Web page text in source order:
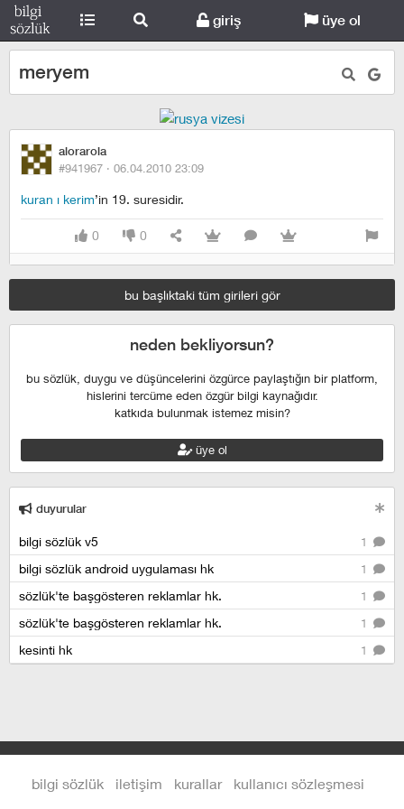
giriş üye ol
meryem
alorarola
#941967 · 06.04.2010 23:09
kuran ı kerim’in 19. suresidir.
0 0
bu başlıktaki tüm girileri gör
neden bekliyorsun?
bu sözlük, duygu ve düşüncelerini özgürce paylaştığın bir platform,
hislerini tercüme eden özgür bilgi kaynağıdır.
katkıda bulunmak istemez misin?
üye ol
duyurular
1
bilgi sözlük v5
1
bilgi sözlük android uygulaması hk
1
sözlük'te başgösteren reklamlar hk.
1
sözlük'te başgösteren reklamlar hk.
1
kesinti hk
bilgi sözlük iletişim kurallar kullanıcı sözleşmesi